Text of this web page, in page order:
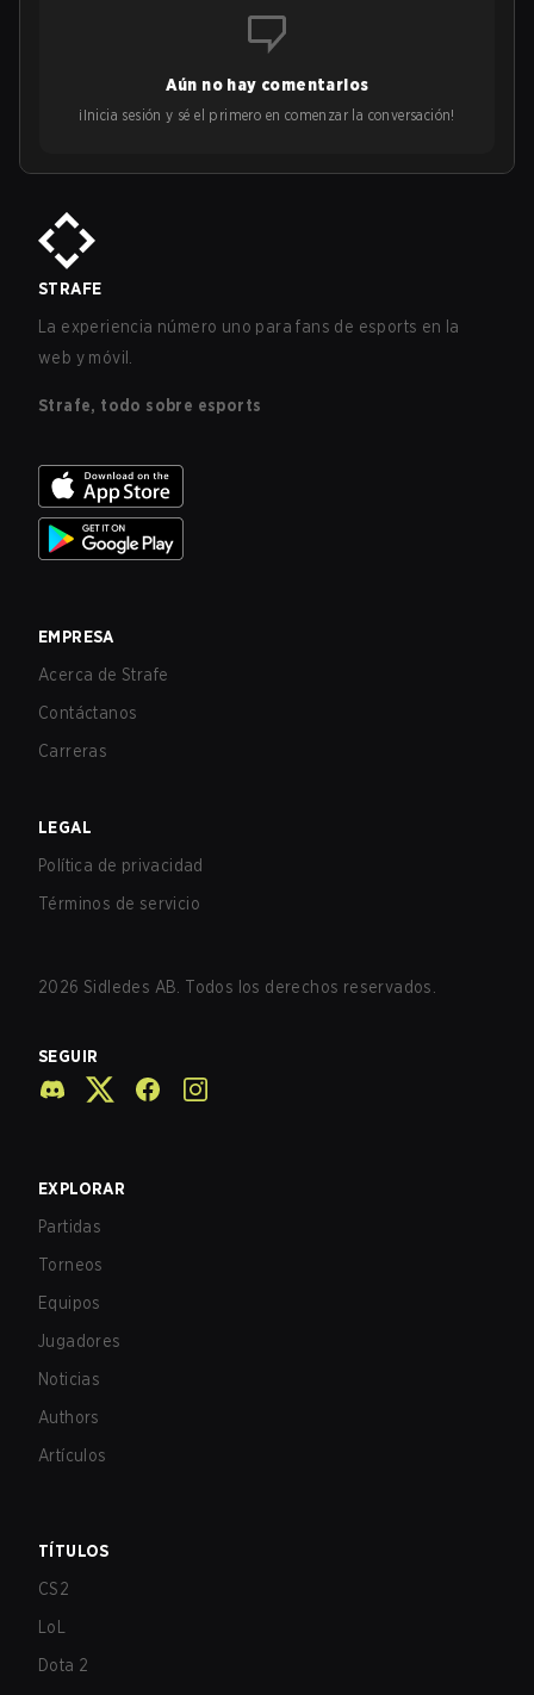
Aún no hay comentarios
¡Inicia sesión y sé el primero en comenzar la conversación!
STRAFE
La experiencia número uno para fans de esports en la
web y móvil.
Strafe, todo sobre esports
EMPRESA
Acerca de Strafe
Contáctanos
Carreras
LEGAL
Política de privacidad
Términos de servicio
2026 Sidledes AB. Todos los derechos reservados.
SEGUIR
EXPLORAR
Partidas
Torneos
Equipos
Jugadores
Noticias
Authors
Artículos
TÍTULOS
CS2
LoL
Dota 2